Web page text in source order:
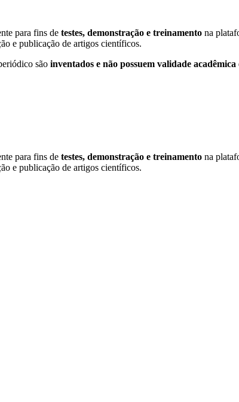
para fins de testes, demonstração e treinamento na
e publicação de artigos científicos.
são inventados e não possuem validade
para fins de testes, demonstração e treinamento na
e publicação de artigos científicos.